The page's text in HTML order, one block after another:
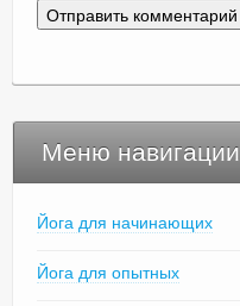
Меню навигации
Йога для начинающих
Йога для опытных